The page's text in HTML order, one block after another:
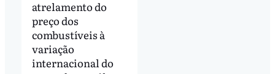
atrelamento do
preço dos
combustíveis à
variação
internacional do